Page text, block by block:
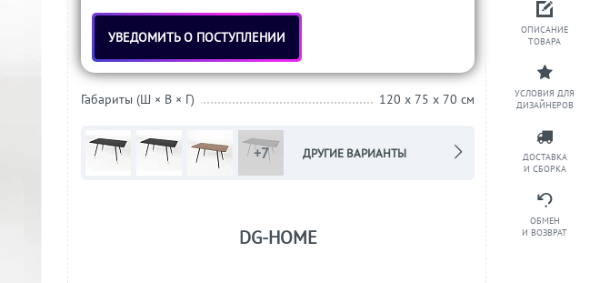
ОПИСАНИЕ
ТОВАРА
УСЛОВИЯ ДЛЯ
ДИЗАЙНЕРОВ
ДОСТАВКА
И СБОРКА
ОБМЕН
И ВОЗВРАТ
УВЕДОМИТЬ О ПОСТУПЛЕНИИ
Габариты (Ш × В × Г) 120 x 75 x 70 см
+7 ДРУГИЕ ВАРИАНТЫ
DG-HOME